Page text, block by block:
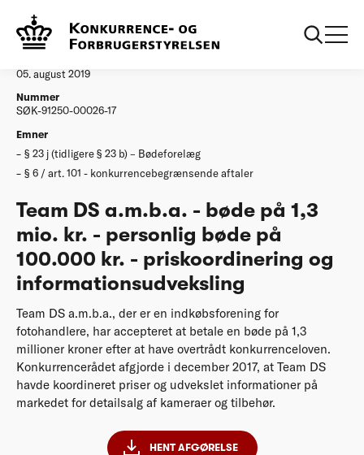
Afgørelser
05. august 2019
Nummer
SØK-91250-00026-17
Emner
§ 23 j (tidligere § 23 b) – Bødeforelæg
§ 6 / art. 101 - konkurrencebegrænsende aftaler
Team DS a.m.b.a. - bøde på 1,3
mio. kr. - personlig bøde på
100.000 kr. - priskoordinering og
informationsudveksling
Team DS a.m.b.a., der er en indkøbsforening for
fotohandlere, har accepteret at betale en bøde på 1,3
millioner kroner efter at have overtrådt konkurrenceloven.
Konkurrencerådet afgjorde i december 2017, at Team DS
havde koordineret priser og udvekslet informationer på
markedet for detailsalg af kameraer og tilbehør.
HENT AFGØRELSE